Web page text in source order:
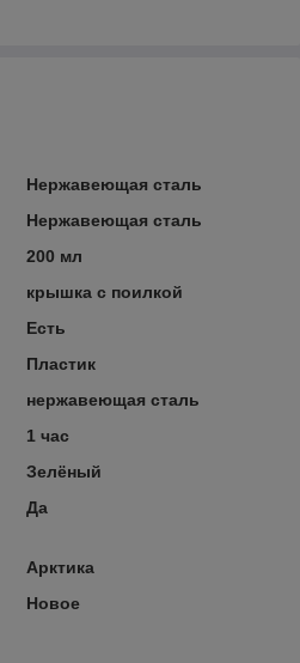
Нержавеющая сталь
Нержавеющая сталь
200 мл
крышка с поилкой
Есть
Пластик
нержавеющая сталь
1 час
Зелёный
Да
Арктика
Новое